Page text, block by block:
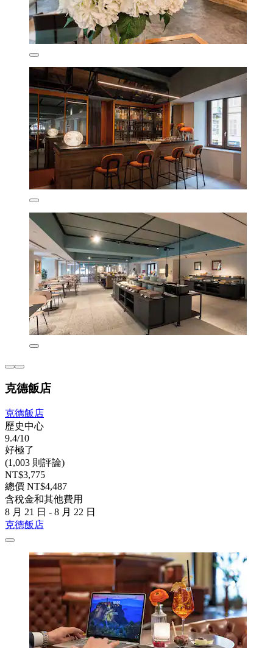
克德飯店
克德飯店
歷史中心
9.4/10
好極了
(1,003 則評論)
NT$3,775
總價 NT$4,487
含稅金和其他費用
8 月 21 日 - 8 月 22 日
克德飯店